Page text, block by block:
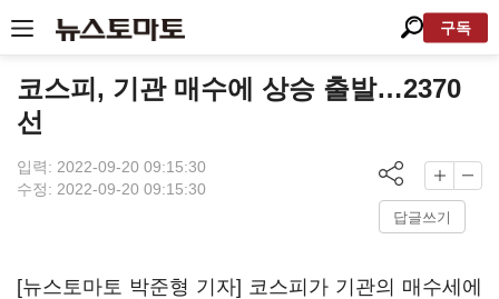
구독
코스피, 기관 매수에 상승 출발…2370
선
입력: 2022-09-20 09:15:30
수정: 2022-09-20 09:15:30
답글쓰기
[뉴스토마토 박준형 기자] 코스피가 기관의 매수세에